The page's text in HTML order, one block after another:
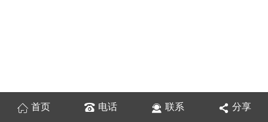
首页 电话 联系 分享